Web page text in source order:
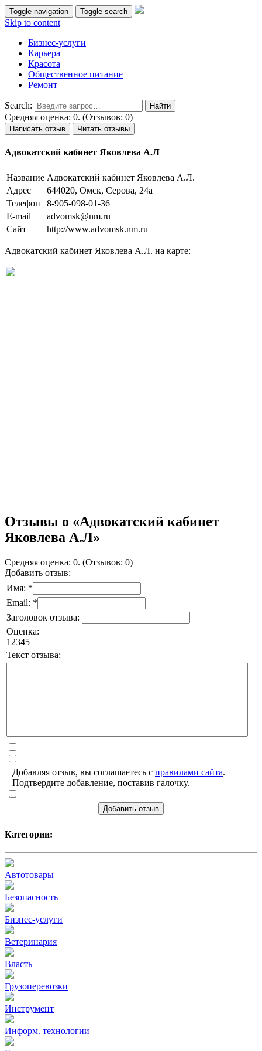
Toggle navigation Toggle search
Skip to content
Бизнес-услуги
Карьера
Красота
Общественное питание
Ремонт
Search:
Средняя оценка: 0. (Отзывов: 0)
Написать отзыв Читать отзывы
Адвокатский кабинет Яковлева А.Л
Название Адвокатский кабинет Яковлева А.Л.
Адрес
644020, Омск, Серова, 24а
Телефон
8-905-098-01-36
E-mail
advomsk@nm.ru
Сайт
http://www.advomsk.nm.ru
Адвокатский кабинет Яковлева А.Л. на карте:
Отзывы о «Адвокатский кабинет
Яковлева А.Л»
Средняя оценка: 0. (Отзывов: 0)
Добавить отзыв:
Имя: *
Email: *
Заголовок отзыва:
Оценка:
1 2345
Текст отзыва:
Добавляя отзыв, вы соглашаетесь с правилами сайта.
Подтвердите добавление, поставив галочку.
Добавить отзыв
Категории:
Автотовары
Безопасность
Бизнес-услуги
Ветеринария
Власть
Грузоперевозки
Инструмент
Информ. технологии